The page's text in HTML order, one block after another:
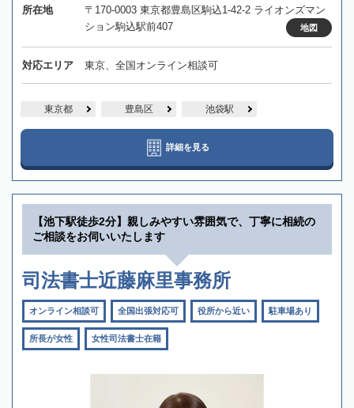
所在地
〒170-0003 東京都豊島区駒込1-42-2 ライオンズマン
ション駒込駅前407
地図
対応エリア 東京、全国オンライン相談可
東京都 豊島区 池袋駅
詳細を見る
【池下駅徒歩2分】親しみやすい雰囲気で、丁寧に相続の
ご相談をお伺いいたします
司法書士近藤麻里事務所
オンライン相談可 全国出張対応可 役所から近い 駐車場あり
所長が女性 女性司法書士在籍